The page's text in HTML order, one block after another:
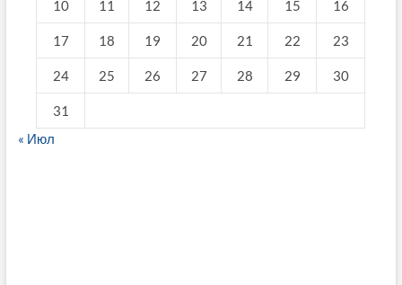
10 11 12 13 14 15 16
17 18 19 20 21 22 23
24 25 26 27 28 29 30
31
« Июл